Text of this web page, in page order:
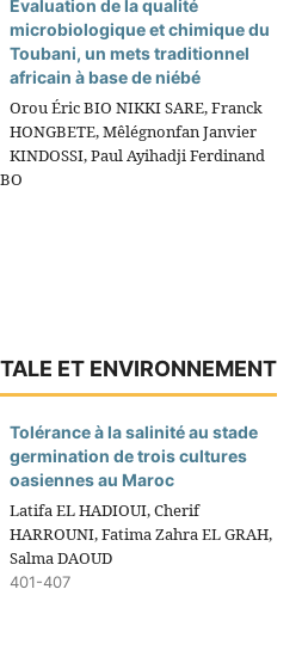
Évaluation de la qualité
microbiologique et chimique du
Toubani, un mets traditionnel
africain à base de niébé
Orou Éric BIO NIKKI SARE, Franck
HONGBETE, Mêlégnonfan Janvier
KINDOSSI, Paul Ayihadji Ferdinand
ET ENVIRONNEMENT
Tolérance à la salinité au stade
germination de trois cultures
oasiennes au Maroc
Latifa EL HADIOUI, Cherif
HARROUNI, Fatima Zahra EL GRAH,
Salma DAOUD
401-407